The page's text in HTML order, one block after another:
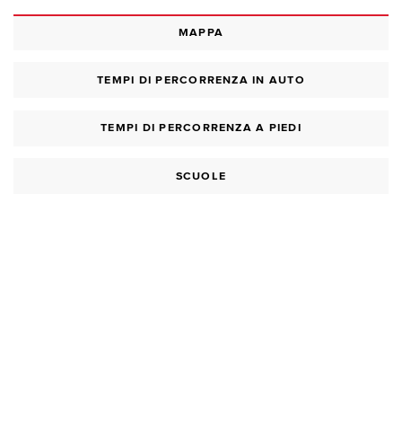
MAPPA
TEMPI DI PERCORRENZA IN AUTO
TEMPI DI PERCORRENZA A PIEDI
SCUOLE